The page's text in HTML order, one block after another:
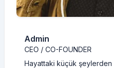
Admin
CEO / CO-FOUNDER
Hayattaki küçük